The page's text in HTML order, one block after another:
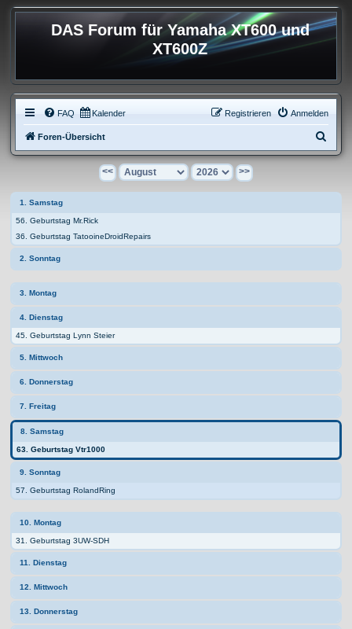
DAS Forum für Yamaha XT600 und
XT600Z
FAQ Kalender Anmelden
Registrieren
Foren-Übersicht
u
h
<< >>
1. Samstag
56. Geburtstag Mr.Rick
36. Geburtstag TatooineDroidRepairs
2. Sonntag
3. Montag
4. Dienstag
45. Geburtstag Lynn Steier
5. Mittwoch
6. Donnerstag
7. Freitag
8. Samstag
63. Geburtstag Vtr1000
9. Sonntag
57. Geburtstag RolandRing
10. Montag
31. Geburtstag 3UW-SDH
11. Dienstag
12. Mittwoch
13. Donnerstag